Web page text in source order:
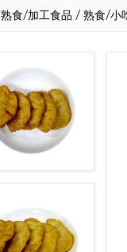
熟食/加工食品 / 熟食/小